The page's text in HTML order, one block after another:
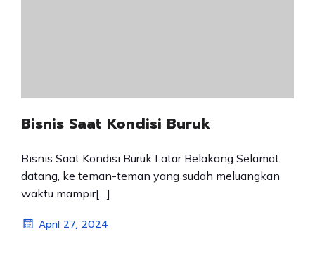
Bisnis Saat Kondisi Buruk
Bisnis Saat Kondisi Buruk Latar Belakang Selamat
datang, ke teman-teman yang sudah meluangkan
waktu mampir[…]
April 27, 2024